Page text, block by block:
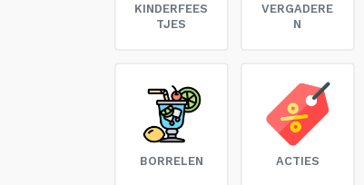
KINDERFEES
TJES
VERGADERE
N
BORRELEN ACTIES